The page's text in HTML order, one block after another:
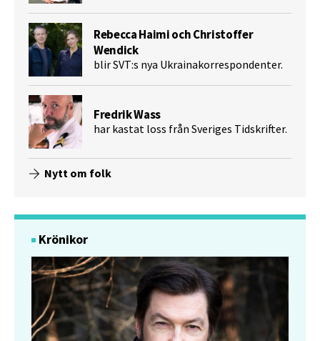
Rebecca Haimi och Christoffer
Wendick
blir SVT:s nya Ukrainakorrespondenter.
Fredrik Wass
har kastat loss från Sveriges Tidskrifter.
Nytt om folk
Krönikor